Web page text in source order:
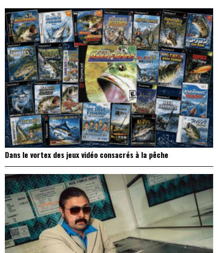
Dans le vortex des jeux vidéo consacrés à la pêche